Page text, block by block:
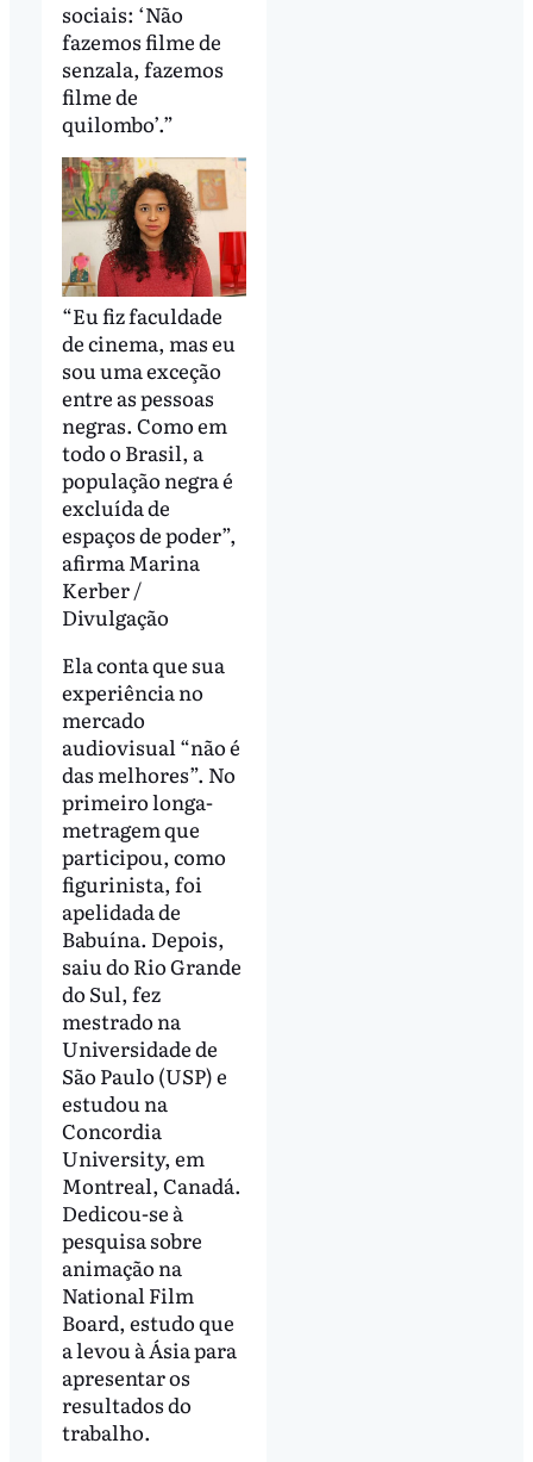
sociais: ‘Não
fazemos filme de
senzala, fazemos
filme de
quilombo’.”
“Eu fiz faculdade
de cinema, mas eu
sou uma exceção
entre as pessoas
negras. Como em
todo o Brasil, a
população negra é
excluída de
espaços de poder”,
afirma Marina
Kerber /
Divulgação
Ela conta que sua
experiência no
mercado
audiovisual “não é
das melhores”. No
primeiro longa-
metragem que
participou, como
figurinista, foi
apelidada de
Babuína. Depois,
saiu do Rio Grande
do Sul, fez
mestrado na
Universidade de
São Paulo (USP) e
estudou na
Concordia
University, em
Montreal, Canadá.
Dedicou-se à
pesquisa sobre
animação na
National Film
Board, estudo que
a levou à Ásia para
apresentar os
resultados do
trabalho.